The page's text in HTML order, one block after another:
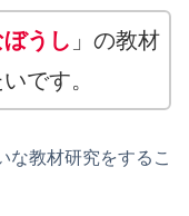
うし 」の教材
です。
教材研究をするこ